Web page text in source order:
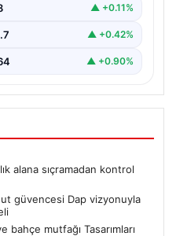
▲ +0.11%
▲ +0.42%
▲ +0.90%
alana sıçramadan kontrol
güvencesi Dap vizyonuyla
bahçe mutfağı Tasarımları